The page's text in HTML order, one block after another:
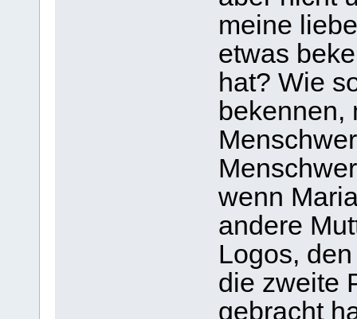
meine
etwas
hat? Wie
bekennen,
wenn
andere
Logos,
die zweite
gebracht